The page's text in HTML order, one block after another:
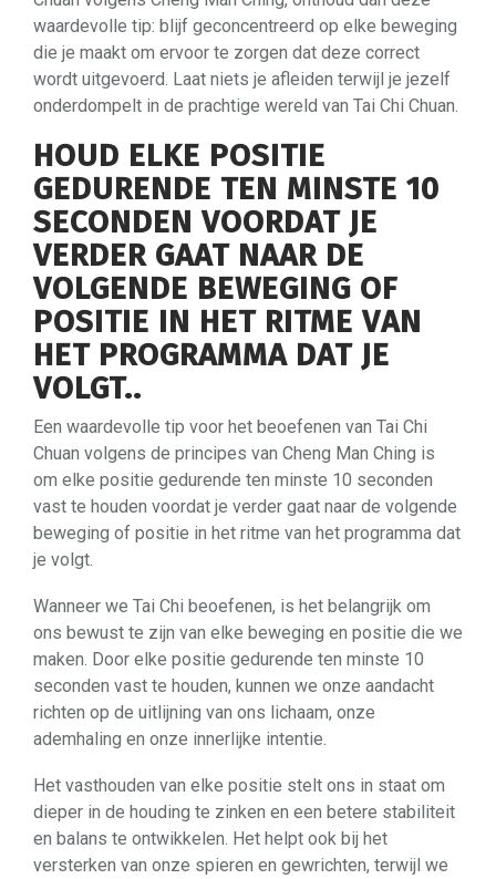
waardevolle tip: blijf geconcentreerd op elke beweging
die je maakt om ervoor te zorgen dat deze correct
wordt uitgevoerd. Laat niets je afleiden terwijl je jezelf
onderdompelt in de prachtige wereld van Tai Chi Chuan.
HOUD ELKE POSITIE
GEDURENDE TEN MINSTE 10
SECONDEN VOORDAT JE
VERDER GAAT NAAR DE
VOLGENDE BEWEGING OF
POSITIE IN HET RITME VAN
HET PROGRAMMA DAT JE
VOLGT..
Een waardevolle tip voor het beoefenen van Tai Chi
Chuan volgens de principes van Cheng Man Ching is
om elke positie gedurende ten minste 10 seconden
vast te houden voordat je verder gaat naar de volgende
beweging of positie in het ritme van het programma dat
je volgt.
Wanneer we Tai Chi beoefenen, is het belangrijk om
ons bewust te zijn van elke beweging en positie die we
maken. Door elke positie gedurende ten minste 10
seconden vast te houden, kunnen we onze aandacht
richten op de uitlijning van ons lichaam, onze
ademhaling en onze innerlijke intentie.
Het vasthouden van elke positie stelt ons in staat om
dieper in de houding te zinken en een betere stabiliteit
en balans te ontwikkelen. Het helpt ook bij het
versterken van onze spieren en gewrichten, terwijl we